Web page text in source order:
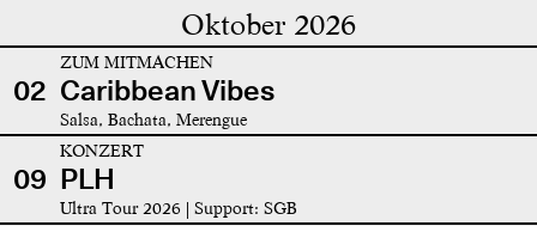
Oktober 2026
02
ZUM MITMACHEN
Caribbean Vibes
Salsa, Bachata, Merengue
09
KONZERT
PLH
Ultra Tour 2026 | Support: SGB